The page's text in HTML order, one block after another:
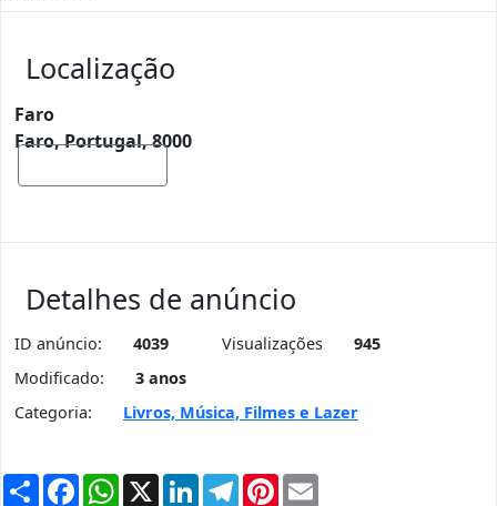
Localização
Faro
Faro, Portugal, 8000
Detalhes de anúncio
ID anúncio: 4039 Visualizações
945
Modificado:
3 anos
Categoria:
Livros, Música, Filmes e Lazer
PartilharFacebookWhatsApp
X LinkedInTelegram
Pinterest